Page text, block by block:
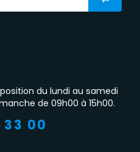
du lundi au samedi
de 09h00 à 15h00.
33 00